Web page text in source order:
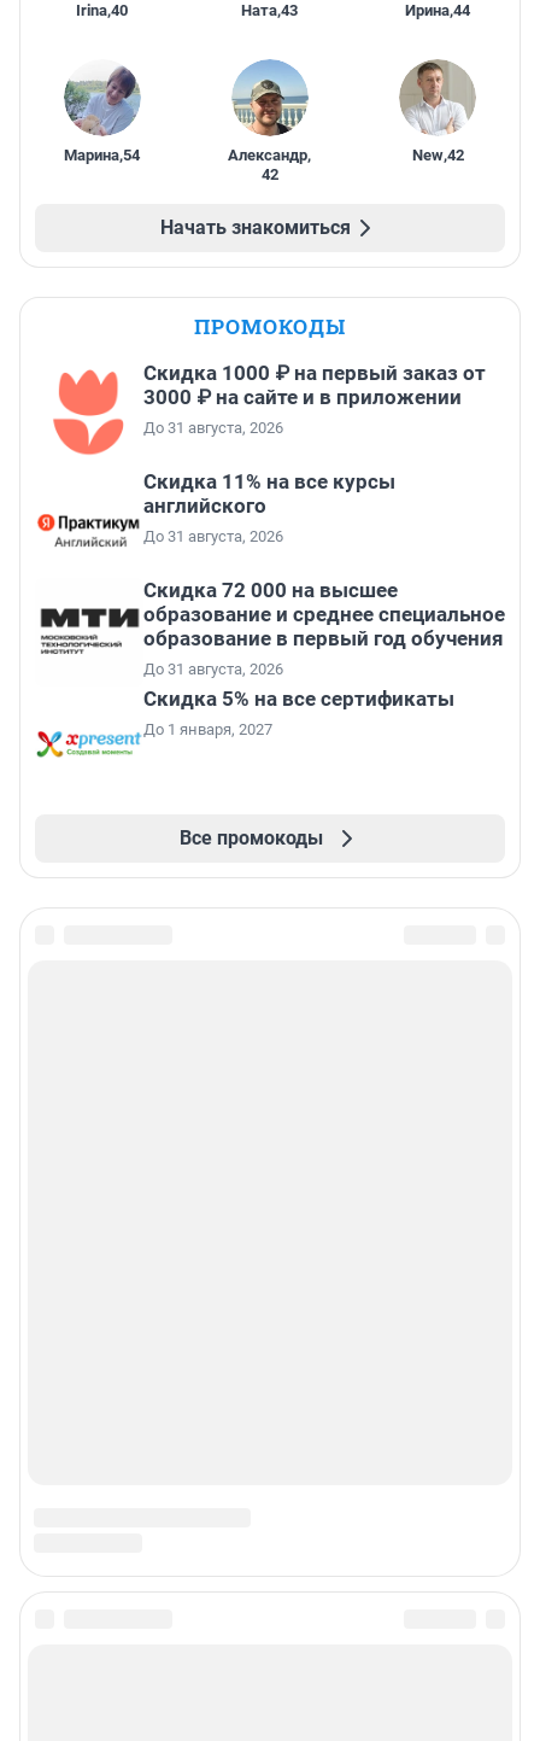
Irina,40 Ната,43 Ирина,44
Марина,54 Александр,
42
New,42
Начать знакомиться
ПРОМОКОДЫ
Скидка 1000 ₽ на первый заказ от
3000 ₽ на сайте и в приложении
До 31 августа, 2026
Скидка 11% на все курсы
английского
До 31 августа, 2026
Скидка 72 000 на высшее
образование и среднее специальное
образование в первый год обучения
До 31 августа, 2026
Скидка 5% на все сертификаты
До 1 января, 2027
Все промокоды